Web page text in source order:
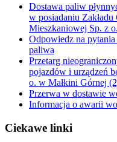
Dostawa paliw
w posiadaniu
Mieszkaniowej Sp. z
Odpowiedz na
paliwa
Przetarg
pojazdów i urządzeń
o. w Małkini Górnej
Przerwa w dostawie
Informacja o awarii
Ciekawe linki